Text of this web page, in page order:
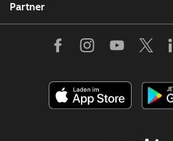
Partner